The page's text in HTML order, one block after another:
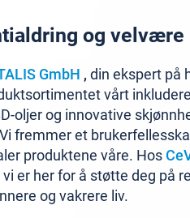
og velvære
GmbH , din ekspert på
vårt
oljer og innovative
fremmer et
produktene våre. Hos
er her for å støtte deg på
og vakrere liv.